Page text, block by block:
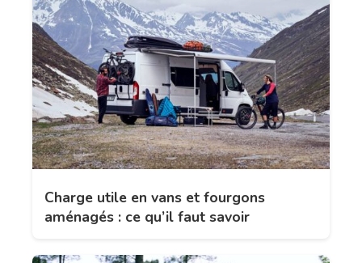
Charge utile en vans et fourgons
aménagés : ce qu’il faut savoir